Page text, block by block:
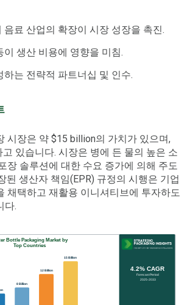
음료 산업의 확장이 시장 성장을 촉진.
이 생산 비용에 영향을 미침.
하는 전략적 파트너십 및 인수.
시장은 약 $15 billion의 가치가 있으며,
고 있습니다. 시장은 병에 든 물의 높은 소
장 솔루션에 대한 수요 증가에 의해 주도
된 생산자 책임(EPR) 규정의 시행은 기업
채택하고 재활용 이니셔티브에 투자하도
다.